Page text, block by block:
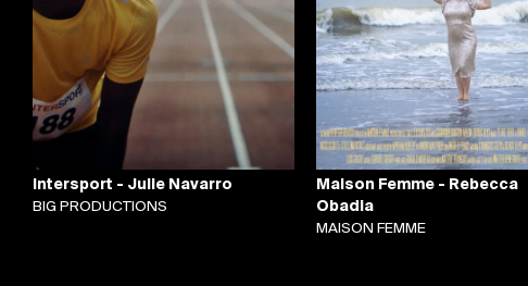
Intersport - Julie Navarro
BIG PRODUCTIONS
Maison Femme - Rebecca
Obadia
MAISON FEMME